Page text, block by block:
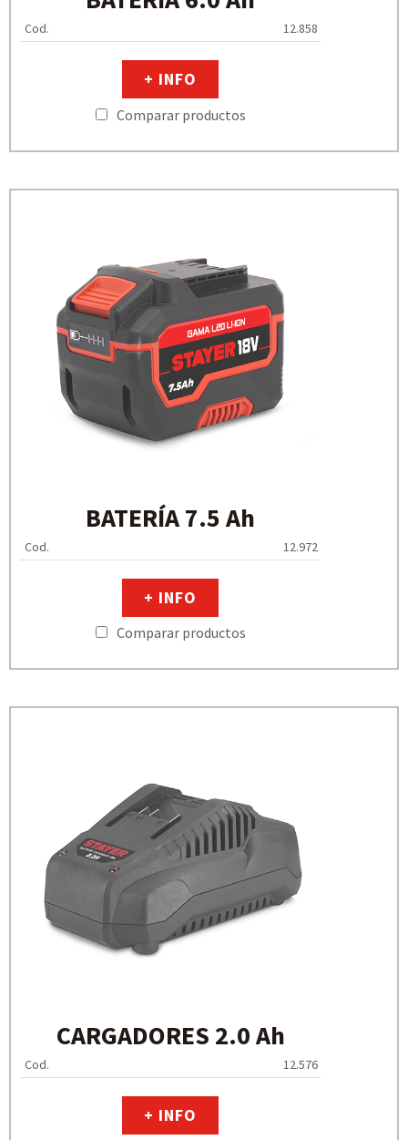
Cod. 12.858
+ INFO
Comparar productos
BATERÍA 7.5 Ah
Cod. 12.972
+ INFO
Comparar productos
CARGADORES 2.0 Ah
Cod. 12.576
+ INFO